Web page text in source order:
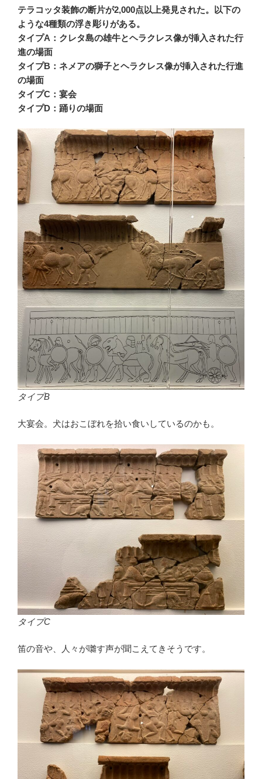
テラコッタ装飾の断片が2,000点以上発見された。以下の
ような4種類の浮き彫りがある。
タイプA：クレタ島の雄牛とヘラクレス像が挿入された行
進の場面
タイプB：ネメアの獅子とヘラクレス像が挿入された行進
の場面
タイプC：宴会
タイプD：踊りの場面
タイプB
大宴会。犬はおこぼれを拾い食いしているのかも。
タイプC
笛の音や、人々が囃す声が聞こえてきそうです。